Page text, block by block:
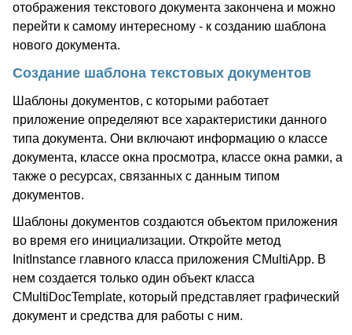
отображения текстового документа закончена и можно
перейти к самому интересному - к созданию шаблона
нового документа.
Создание шаблона текстовых документов
Шаблоны документов, с которыми работает
приложение определяют все характеристики данного
типа документа. Они включают информацию о классе
документа, классе окна просмотра, классе окна рамки, а
также о ресурсах, связанных с данным типом
документов.
Шаблоны документов создаются объектом приложения
во время его инициализации. Откройте метод
InitInstance главного класса приложения CMultiApp. В
нем создается только один объект класса
CMultiDocTemplate, который представляет графический
документ и средства для работы с ним.